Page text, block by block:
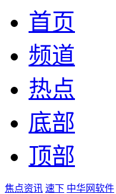
首页
频道
热点
底部
顶部
焦点资讯 速下 中华网软件